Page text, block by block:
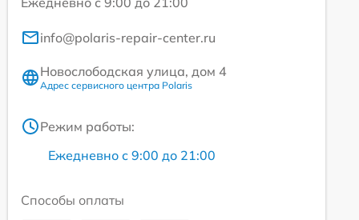
info@polaris-repair-center.ru
Новослободская улица, дом 4
Адрес сервисного центра Polaris
Режим работы:
Ежедневно с 9:00 до 21:00
Способы оплаты